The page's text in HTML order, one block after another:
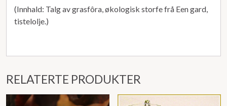
(Innhald: Talg av grasfôra, økologisk storfe frå Een gard,
tistelolje.)
RELATERTE PRODUKTER